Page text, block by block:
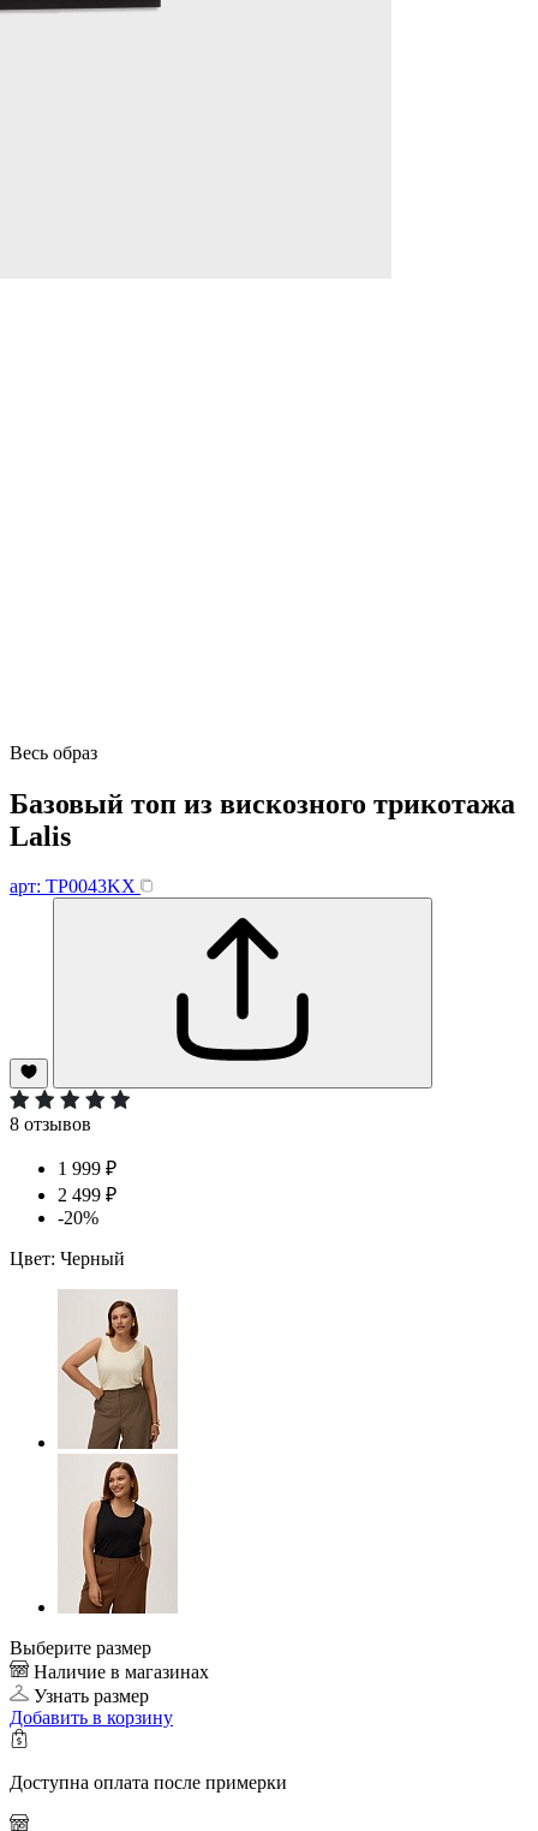
Весь образ
Базовый топ из вискозного трикотажа
Lalis
арт: TP0043KХ
8 отзывов
1 999 ₽
2 499 ₽
-20%
Цвет: Черный
Выберите размер
Наличие в магазинах
Узнать размер
Добавить в корзину
Доступна оплата после примерки